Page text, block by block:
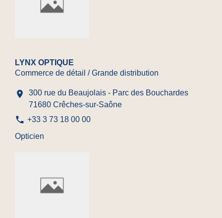
LYNX OPTIQUE
Commerce de détail / Grande distribution
location_on
300 rue du Beaujolais - Parc des Bouchardes
71680 Crêches-sur-Saône
phone +33 3 73 18 00 00
Opticien